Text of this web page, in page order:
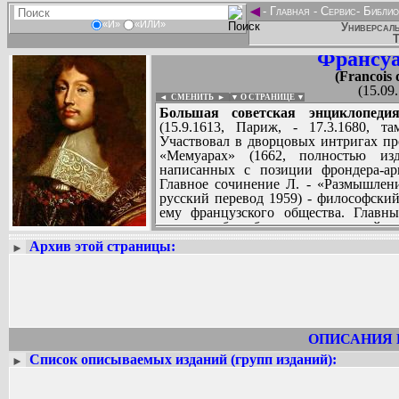
«И» «ИЛИ»
◄- Главная - Сервис-
(Francois
◄ СМЕНИТЬ ► ▼ О СТРАНИЦЕ ▼
Большая советская
(15.9.1613, Париж, - 17.3.1680,
Участвовал в дворцовых интригах
«Мемуарах» (1662, полностью
написанных с позиции фрондера-
Главное сочинение Л. -
русский перевод 1959) -
ему французского общества.
считает себялюбие и эгоистический
и весьма распространенная у
новизну благодаря его тонкому
► Архив этой страницы:
ОПИСАНИЯ
► Список описываемых изданий (групп изданий):